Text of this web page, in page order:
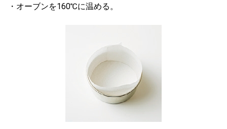
・オーブンを160℃に温める。